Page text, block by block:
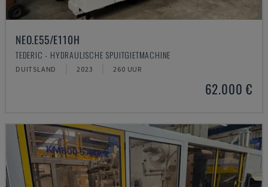
NEO.E55/E110H
TEDERIC - HYDRAULISCHE SPUITGIETMACHINE
DUITSLAND 2023 260 UUR
62.000 €